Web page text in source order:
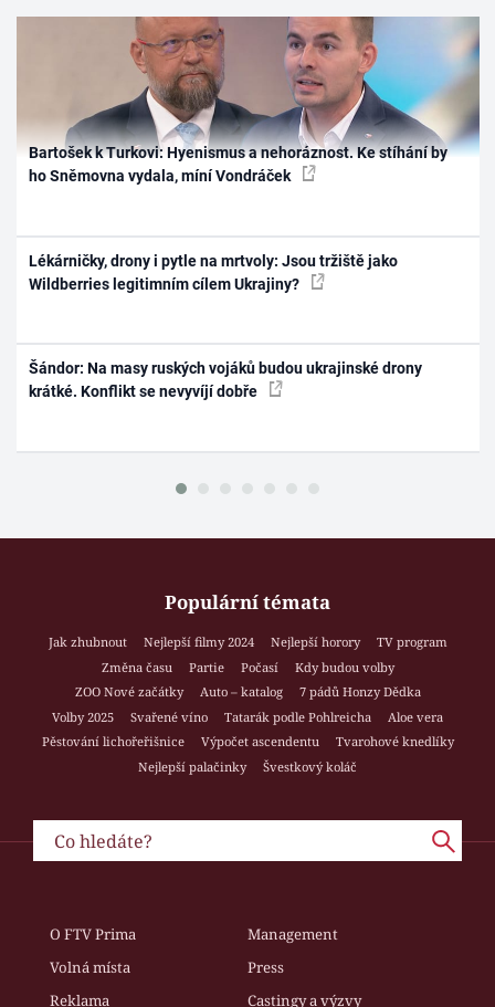
Bartošek k Turkovi: Hyenismus a nehoráznost. Ke stíhání by
ho Sněmovna vydala, míní Vondráček
Lékárničky, drony i pytle na mrtvoly: Jsou tržiště jako
Wildberries legitimním cílem Ukrajiny?
Šándor: Na masy ruských vojáků budou ukrajinské drony
krátké. Konflikt se nevyvíjí dobře
Populární témata
Jak zhubnout Nejlepší filmy 2024 Nejlepší horory
TV program
Změna času
Partie Počasí
Kdy budou volby
ZOO Nové začátky
Auto – katalog
7 pádů Honzy Dědka
Volby 2025
Svařené víno Tatarák podle Pohlreicha
Aloe vera
Pěstování lichořeřišnice
Výpočet ascendentu
Tvarohové knedlíky
Nejlepší palačinky
Švestkový koláč
O FTV Prima
Management
Volná místa
Press
Reklama
Castingy a výzvy